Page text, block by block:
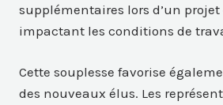
supplémentaires lors d’un
impactant les conditions de
Cette souplesse favorise
des nouveaux élus. Les